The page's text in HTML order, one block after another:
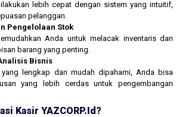
lebih cepat dengan sistem yang intuitif,
pelanggan.
Pengelolaan Stok
Anda untuk melacak inventaris dan
barang yang penting.
Bisnis
yang lengkap dan mudah dipahami, Anda bisa
yang lebih cerdas untuk pengembangan
Kasir YAZCORP.id?